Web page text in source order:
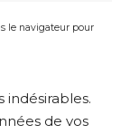
le navigateur pour
indésirables.
de vos